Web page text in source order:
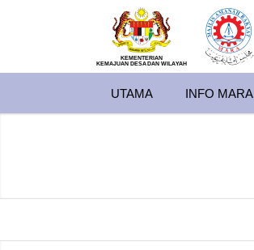
KEMENTERIAN
KEMAJUAN DESA DAN WILA YAH
UTAMA INFO MARA